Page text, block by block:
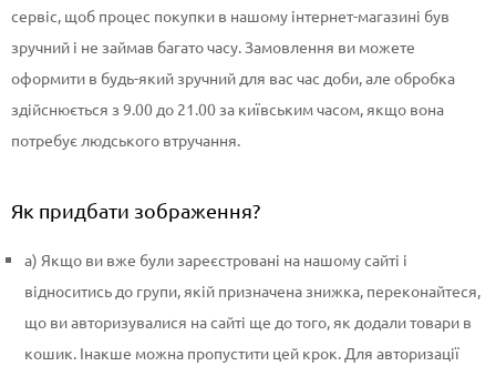
сервіс, щоб процес покупки в нашому інтернет-магазині був
зручний і не займав багато часу. Замовлення ви можете
оформити в будь-який зручний для вас час доби, але обробка
здійснюється з 9.00 до 21.00 за київським часом, якщо вона
потребує людського втручання.
Як придбати зображення?
a) Якщо ви вже були зареєстровані на нашому сайті і
відноситись до групи, якій призначена знижка, переконайтеся,
що ви авторизувалися на сайті ще до того, як додали товари в
кошик. Інакше можна пропустити цей крок. Для авторизації